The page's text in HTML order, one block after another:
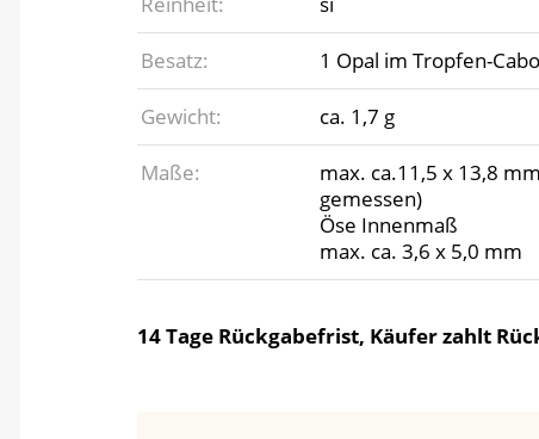
Besatz: 1 Opal im Tropfen-
Gewicht: ca. 1,7 g
Maße:
max. ca.11,5 x 13,8
gemessen)
Öse Innenmaß
max. ca. 3,6 x 5,0 mm
14 Tage Rückgabefrist, Käufer zahlt